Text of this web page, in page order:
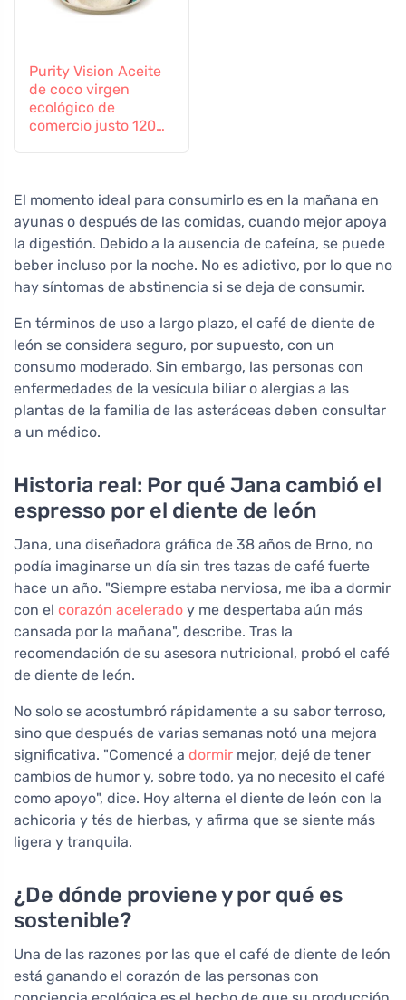
Purity Vision Aceite
de coco virgen
ecológico de
comercio justo 120
El momento ideal para consumirlo es en la mañana en
ayunas o después de las comidas, cuando mejor apoya
la digestión. Debido a la ausencia de cafeína, se puede
beber incluso por la noche. No es adictivo, por lo que no
hay síntomas de abstinencia si se deja de consumir.
En términos de uso a largo plazo, el café de diente de
león se considera seguro, por supuesto, con un
consumo moderado. Sin embargo, las personas con
enfermedades de la vesícula biliar o alergias a las
plantas de la familia de las asteráceas deben consultar
a un médico.
Historia real: Por qué Jana cambió el
espresso por el diente de león
Jana, una diseñadora gráfica de 38 años de Brno, no
podía imaginarse un día sin tres tazas de café fuerte
hace un año. "Siempre estaba nerviosa, me iba a dormir
con el corazón acelerado y me despertaba aún más
cansada por la mañana", describe. Tras la
recomendación de su asesora nutricional, probó el café
de diente de león.
No solo se acostumbró rápidamente a su sabor terroso,
sino que después de varias semanas notó una mejora
significativa. "Comencé a dormir mejor, dejé de tener
cambios de humor y, sobre todo, ya no necesito el café
como apoyo", dice. Hoy alterna el diente de león con la
achicoria y tés de hierbas, y afirma que se siente más
ligera y tranquila.
¿De dónde proviene y por qué es
sostenible?
Una de las razones por las que el café de diente de león
está ganando el corazón de las personas con